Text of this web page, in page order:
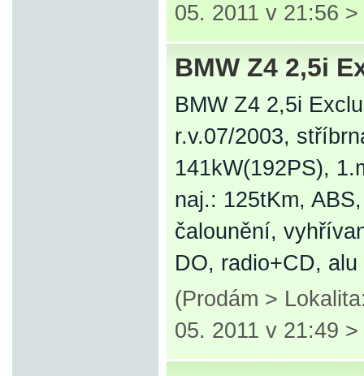
05. 2011 v 21:56 >
BMW Z4 2,5i
BMW Z4 2,5i
r.v.07/2003,
141kW(192PS),
naj.: 125tKm,
čalounění,
DO, radio+CD,
(Prodám >
05. 2011 v 21:49 >